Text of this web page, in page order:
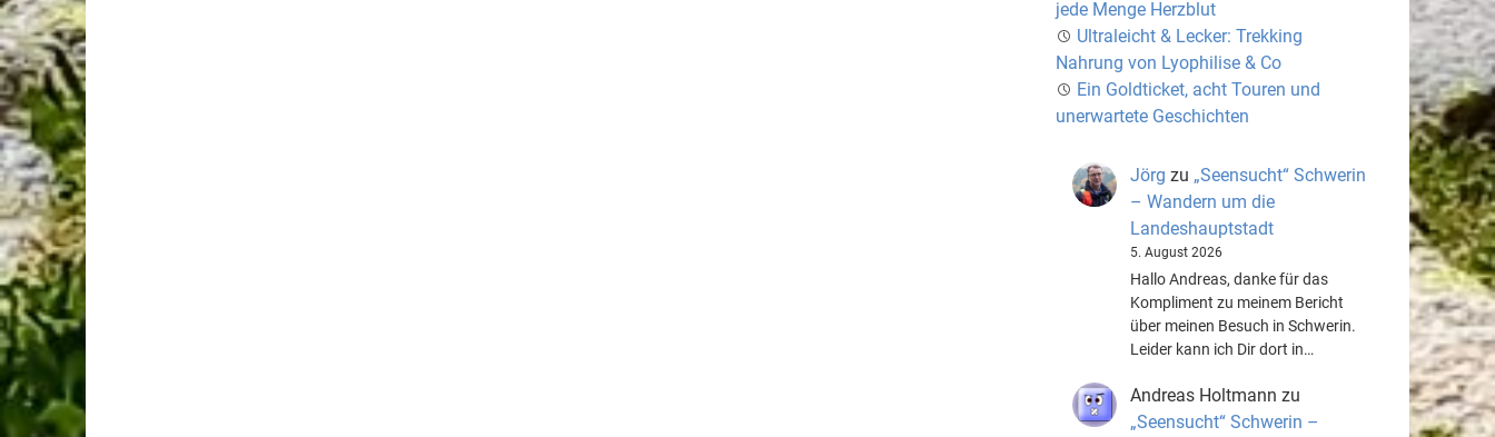
jede Menge Herzblut
Ultraleicht & Lecker: Trekking
Nahrung von Lyophilise & Co
Ein Goldticket, acht Touren und
unerwartete Geschichten
Jörg zu „Seensucht“ Schwerin
– Wandern um die
Landeshauptstadt
5. August 2026
Hallo Andreas, danke für das
Kompliment zu meinem Bericht
über meinen Besuch in Schwerin.
Leider kann ich Dir dort in…
Andreas Holtmann zu
„Seensucht“ Schwerin –